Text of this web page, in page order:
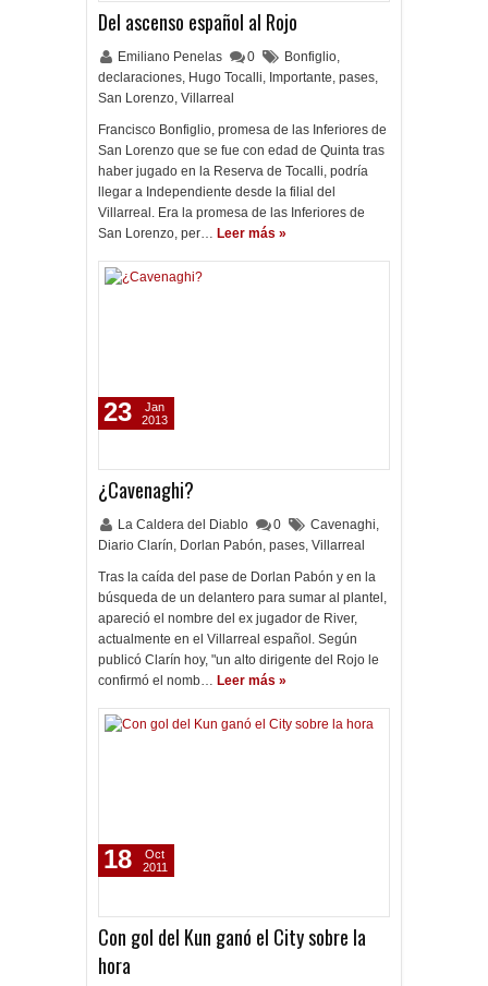
Del ascenso español al Rojo
Emiliano Penelas 0 Bonfiglio,
declaraciones, Hugo Tocalli, Importante, pases,
San Lorenzo, Villarreal
Francisco Bonfiglio, promesa de las Inferiores de
San Lorenzo que se fue con edad de Quinta tras
haber jugado en la Reserva de Tocalli, podría
llegar a Independiente desde la filial del
Villarreal. Era la promesa de las Inferiores de
San Lorenzo, per… Leer más »
¿Cavenaghi?
La Caldera del Diablo 0 Cavenaghi,
Diario Clarín, Dorlan Pabón, pases, Villarreal
Tras la caída del pase de Dorlan Pabón y en la
búsqueda de un delantero para sumar al plantel,
apareció el nombre del ex jugador de River,
actualmente en el Villarreal español. Según
publicó Clarín hoy, "un alto dirigente del Rojo le
confirmó el nomb… Leer más »
23
Jan
2013
Con gol del Kun ganó el City sobre la
hora
18
Oct
2011